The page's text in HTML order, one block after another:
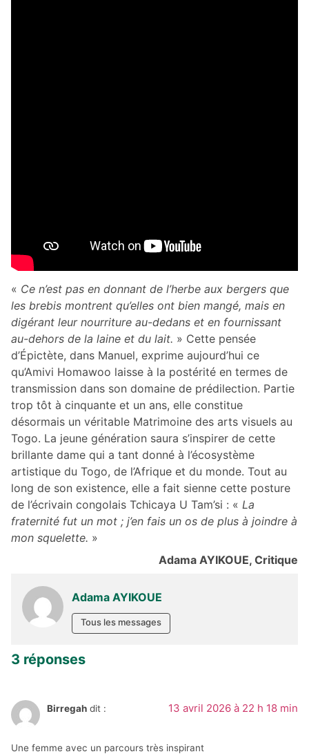
« Ce n’est pas en donnant de l’herbe aux bergers que
les brebis montrent qu’elles ont bien mangé, mais en
digérant leur nourriture au-dedans et en fournissant
au-dehors de la laine et du lait. » Cette pensée
d’Épictète, dans Manuel, exprime aujourd’hui ce
qu’Amivi Homawoo laisse à la postérité en termes de
transmission dans son domaine de prédilection. Partie
trop tôt à cinquante et un ans, elle constitue
désormais un véritable Matrimoine des arts visuels au
Togo. La jeune génération saura s’inspirer de cette
brillante dame qui a tant donné à l’écosystème
artistique du Togo, de l’Afrique et du monde. Tout au
long de son existence, elle a fait sienne cette posture
de l’écrivain congolais Tchicaya U Tam’si : « La
fraternité fut un mot ; j’en fais un os de plus à joindre à
mon squelette. »
Adama AYIKOUE, Critique
Adama AYIKOUE
Tous les messages
3 réponses
Birregah dit : 13 avril 2026 à 22 h 18 min
Une femme avec un parcours très inspirant